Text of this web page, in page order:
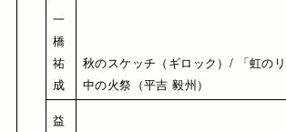
一
橋
祐
成
秋のスケッチ（ギロック）/ 「虹の
中の火祭（平吉 毅州）
益